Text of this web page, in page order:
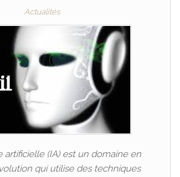
Actualités
artificielle (IA) est un domaine en
qui utilise des techniques